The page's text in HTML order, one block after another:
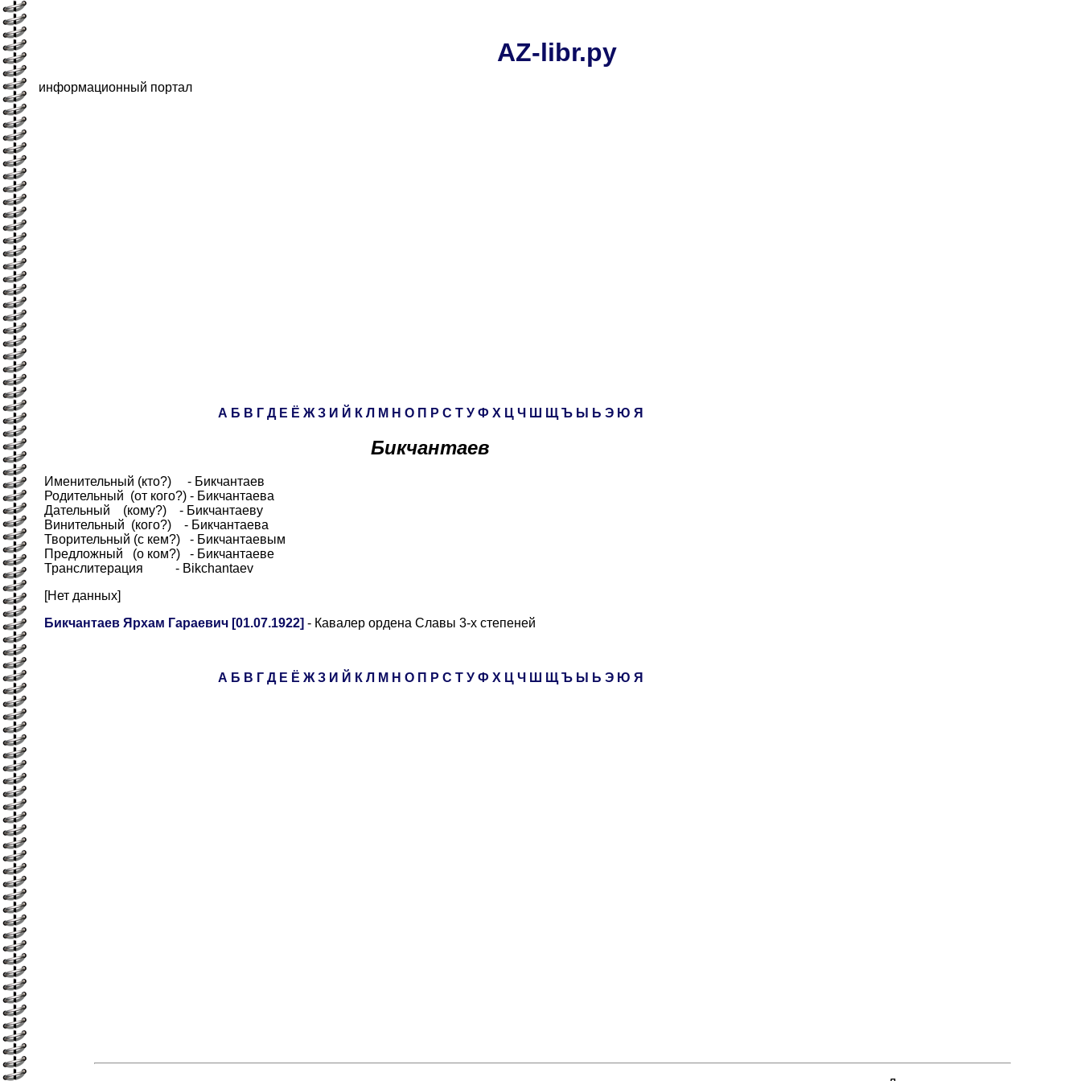
AZ-libr.ру
информационный портал
А Б В Г Д Е Ё Ж З И Й К Л М Н О П Р С Т У Ф Х Ц Ч Ш Щ Ъ Ы Ь Э Ю Я
Бикчантаев
Именительный (кто?) - Бикчантаев
Родительный (от кого?) - Бикчантаева
Дательный (кому?) - Бикчантаеву
Винительный (кого?) - Бикчантаева
Творительный (с кем?) - Бикчантаевым
Предложный (о ком?) - Бикчантаеве
Транслитерация - Bikchantaev
[Нет данных]
Бикчантаев Ярхам Гараевич [01.07.1922] - Кавалер ордена Славы 3-х степеней
А Б В Г Д Е Ё Ж З И Й К Л М Н О П Р С Т У Ф Х Ц Ч Ш Щ Ъ Ы Ь Э Ю Я